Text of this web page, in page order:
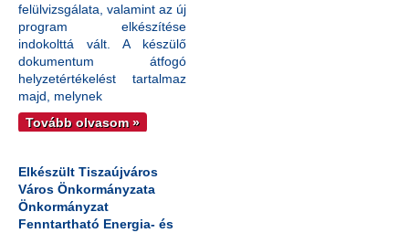
felülvizsgálata, valamint az új
program elkészítése
indokolttá vált. A készülő
dokumentum átfogó
helyzetértékelést tartalmaz
majd, melynek
Tovább olvasom »
Elkészült Tiszaújváros
Város Önkormányzata
Önkormányzat
Fenntartható Energia- és